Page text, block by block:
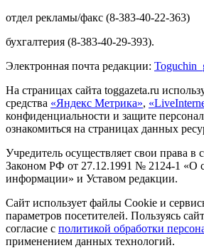
отдел рекламы/факс (8-383-40-22-363)
бухгалтерия (8-383-40-29-393).
Электронная почта редакции: Toguchin
На страницах сайта toggazeta.ru
средства «Яндекс Метрика»,
конфиденциальности и защите
ознакомиться на страницах данных
Учредитель осуществляет свои права в
Законом РФ от 27.12.1991 № 2124-1 «О
информации» и Уставом редакции.
Сайт использует файлы Cookie и
параметров посетителей. Пользуясь
согласие с политикой обработки
применением данных технологий.